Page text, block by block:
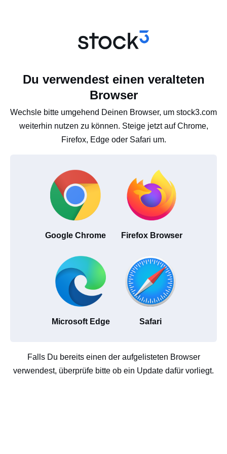
Du verwendest einen veralteten
Browser
Wechsle bitte umgehend Deinen Browser, um stock3.com
weiterhin nutzen zu können. Steige jetzt auf Chrome,
Firefox, Edge oder Safari um.
Google Chrome Firefox Browser
Microsoft Edge Safari
Falls Du bereits einen der aufgelisteten Browser
verwendest, überprüfe bitte ob ein Update dafür vorliegt.